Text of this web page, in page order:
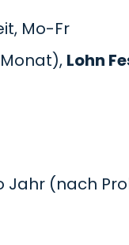
Mo-Fr
Lohn
(nach